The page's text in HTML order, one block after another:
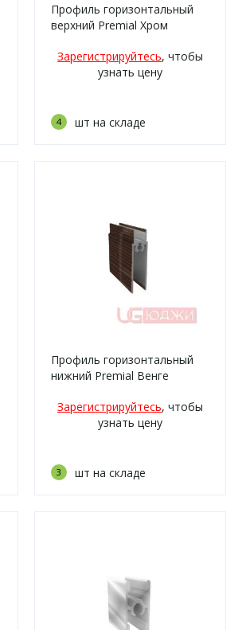
Профиль горизонтальный
верхний Premial Хром
Зарегистрируйтесь, чтобы
узнать цену
4 шт на складе
Профиль горизонтальный
нижний Premial Венге
Зарегистрируйтесь, чтобы
узнать цену
3 шт на складе